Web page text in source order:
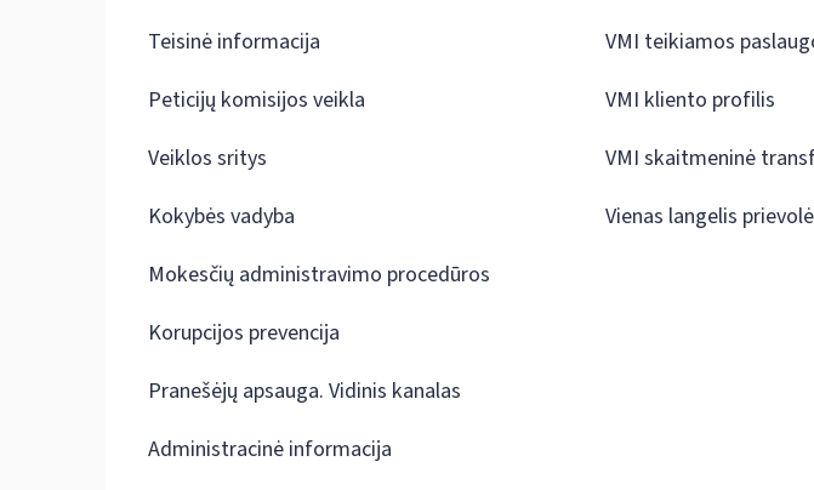
Teisinė informacija
Peticijų komisijos veikla
Veiklos sritys
Kokybės vadyba
Mokesčių administravimo procedūros
Korupcijos prevencija
Pranešėjų apsauga. Vidinis kanalas
Administracinė informacija
VMI teikiamos
VMI kliento profilis
VMI skaitmeninė
Vienas langelis